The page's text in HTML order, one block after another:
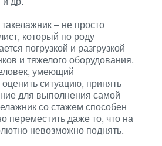
– не просто
который по роду
погрузкой и разгрузкой
и тяжелого оборудования.
умеющий
ситуацию, принять
для выполнения самой
со стажем способен
переместить даже то, что на
невозможно поднять.